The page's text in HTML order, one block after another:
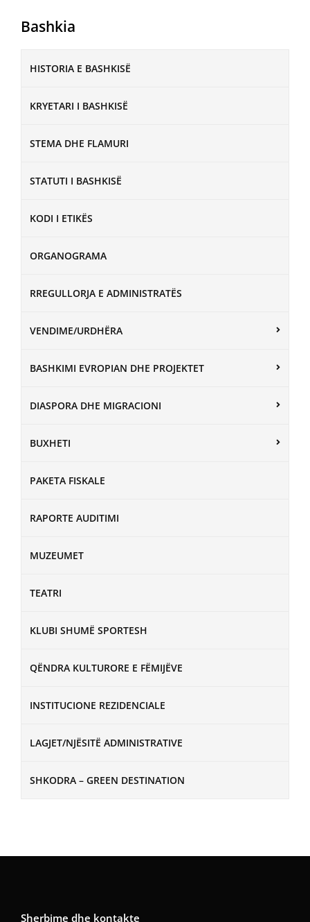
Bashkia
HISTORIA E BASHKISË
KRYETARI I BASHKISË
STEMA DHE FLAMURI
STATUTI I BASHKISË
KODI I ETIKËS
ORGANOGRAMA
RREGULLORJA E ADMINISTRATËS
VENDIME/URDHËRA
BASHKIMI EVROPIAN DHE PROJEKTET
DIASPORA DHE MIGRACIONI
BUXHETI
PAKETA FISKALE
RAPORTE AUDITIMI
MUZEUMET
TEATRI
KLUBI SHUMË SPORTESH
QËNDRA KULTURORE E FËMIJËVE
INSTITUCIONE REZIDENCIALE
LAGJET/NJËSITË ADMINISTRATIVE
SHKODRA – GREEN DESTINATION
Sherbime dhe kontakte